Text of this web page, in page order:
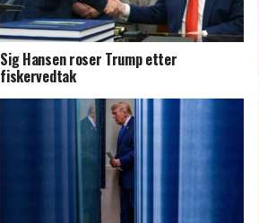
Sig Hansen roser Trump etter
fiskervedtak